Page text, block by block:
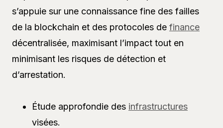
s’appuie sur une connaissance fine des failles
de la blockchain et des protocoles de finance
décentralisée, maximisant l’impact tout en
minimisant les risques de détection et
d’arrestation.
Étude approfondie des infrastructures
visées.